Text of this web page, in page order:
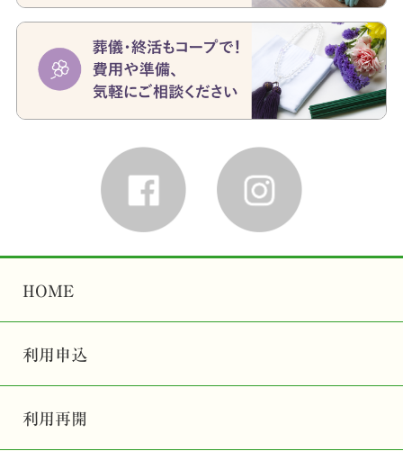
HOME
利用申込
利用再開